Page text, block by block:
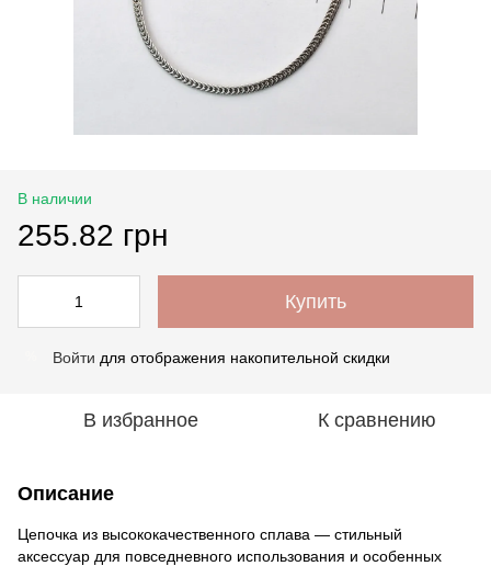
В наличии
255.82 грн
Купить
Войти для отображения накопительной скидки
В избранное К сравнению
Описание
Цепочка из высококачественного сплава — стильный
аксессуар для повседневного использования и особенных